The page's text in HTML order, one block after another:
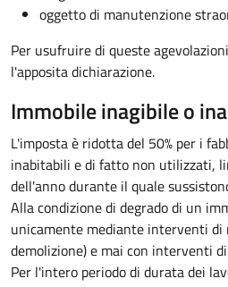
oggetto di manutenzione
Per usufruire di queste
l'apposita dichiarazione.
Immobile inagibile o
L'imposta è ridotta del 50% per i
inabitabili e di fatto non utilizzati,
dell'anno durante il quale
Alla condizione di degrado di un
unicamente mediante interventi
demolizione) e mai con interventi
Per l'intero periodo di durata dei